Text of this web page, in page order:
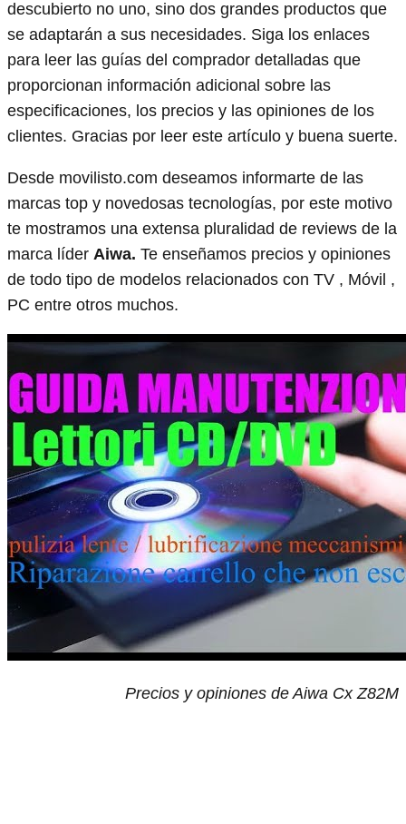
descubierto no uno, sino dos grandes productos que
se adaptarán a sus necesidades. Siga los enlaces
para leer las guías del comprador detalladas que
proporcionan información adicional sobre las
especificaciones, los precios y las opiniones de los
clientes. Gracias por leer este artículo y buena suerte.
Desde movilisto.com deseamos informarte de las
marcas top y novedosas tecnologías, por este motivo
te mostramos una extensa pluralidad de reviews de la
marca líder Aiwa. Te enseñamos precios y opiniones
de todo tipo de modelos relacionados con TV , Móvil ,
PC entre otros muchos.
Precios y opiniones de Aiwa Cx Z82M